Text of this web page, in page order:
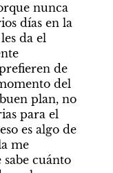
nunca
días en la
da el
de
del
plan, no
para el
es algo de
me
cuánto